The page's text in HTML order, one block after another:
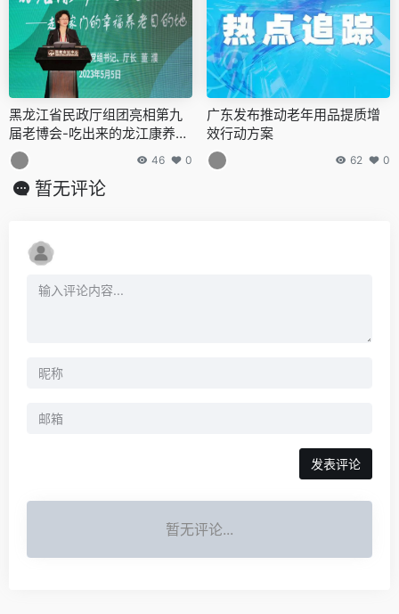
黑龙江省民政厅组团亮相第九
届老博会-吃出来的龙江康养舌
尖上的养老幸福
46 0
广东发布推动老年用品提质增
效行动方案
62 0
暂无评论
发表评论
暂无评论...